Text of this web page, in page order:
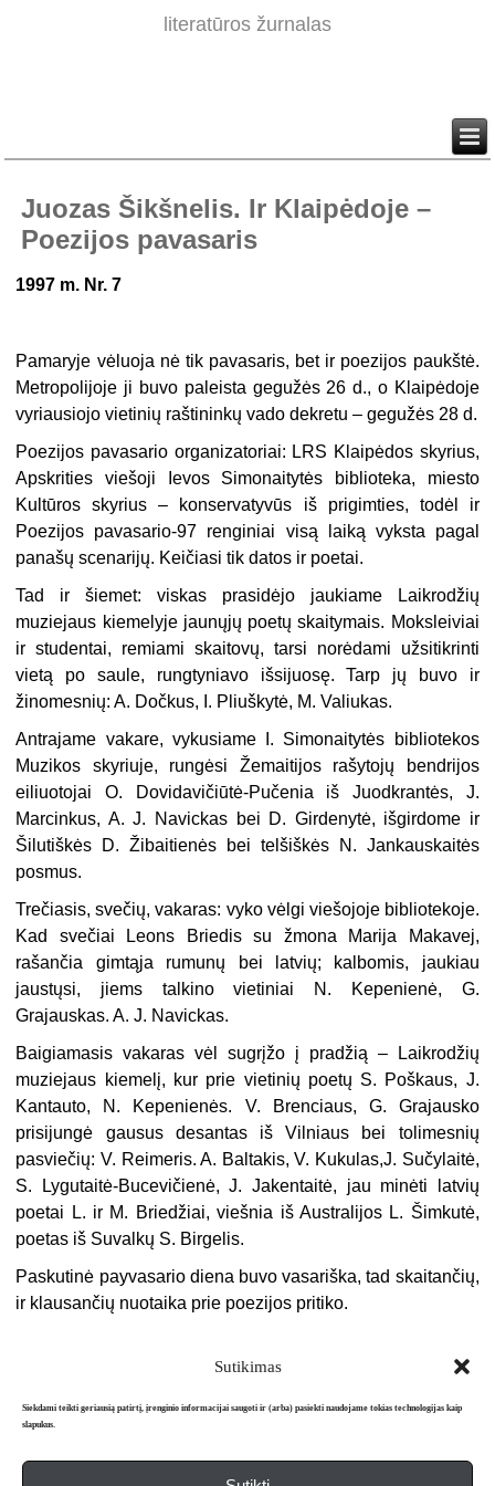
Sutikimas
Siekdami teikti geriausią patirtį, įrenginio informacijai saugoti ir (arba) pasiekti naudojame tokias technologijas kaip
slapukus.
literatūros žurnalas
Juozas Šikšnelis. Ir Klaipėdoje –
Poezijos pavasaris
1997 m. Nr. 7
Pamaryje vėluoja nė tik pavasaris, bet ir poezijos paukštė.
Metropolijoje ji buvo paleista gegužės 26 d., o Klaipėdoje
vyriausiojo vietinių raštininkų vado dekretu – gegužės 28 d.
Poezijos pavasario organizatoriai: LRS Klaipėdos skyrius,
Apskrities viešoji Ievos Simonaitytės biblioteka, miesto
Kultūros skyrius – konservatyvūs iš prigimties, todėl ir
Poezijos pavasario-97 renginiai visą laiką vyksta pagal
panašų scenarijų. Keičiasi tik datos ir poetai.
Tad ir šiemet: viskas prasidėjo jaukiame Laikrodžių
muziejaus kiemelyje jaunųjų poetų skaitymais. Moksleiviai
ir studentai, remiami skaitovų, tarsi norėdami užsitikrinti
vietą po saule, rungtyniavo išsijuosę. Tarp jų buvo ir
žinomesnių: A. Dočkus, I. Pliuškytė, M. Valiukas.
Antrajame vakare, vykusiame I. Simonaitytės bibliotekos
Muzikos skyriuje, rungėsi Žemaitijos rašytojų bendrijos
eiliuotojai O. Dovidavičiūtė-Pučenia iš Juodkrantės, J.
Marcinkus, A. J. Navickas bei D. Girdenytė, išgirdome ir
Šilutiškės D. Žibaitienės bei telšiškės N. Jankauskaitės
posmus.
Trečiasis, svečių, vakaras: vyko vėlgi viešojoje bibliotekoje.
Kad svečiai Leons Briedis su žmona Marija Makavej,
rašančia gimtąja rumunų bei latvių; kalbomis, jaukiau
jaustųsi, jiems talkino vietiniai N. Kepenienė, G.
Grajauskas. A. J. Navickas.
Baigiamasis vakaras vėl sugrįžo į pradžią – Laikrodžių
muziejaus kiemelį, kur prie vietinių poetų S. Poškaus, J.
Kantauto, N. Kepenienės. V. Brenciaus, G. Grajausko
prisijungė gausus desantas iš Vilniaus bei tolimesnių
pasviečių: V. Reimeris. A. Baltakis, V. Kukulas,J. Sučylaitė,
S. Lygutaitė-Bucevičienė, J. Jakentaitė, jau minėti latvių
poetai L. ir M. Briedžiai, viešnia iš Australijos L. Šimkutė,
poetas iš Suvalkų S. Birgelis.
Paskutinė payvasario diena buvo vasariška, tad skaitančių,
ir klausančių nuotaika prie poezijos pritiko.